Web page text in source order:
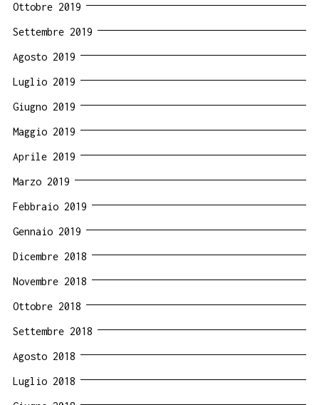
Ottobre 2019
Settembre 2019
Agosto 2019
Luglio 2019
Giugno 2019
Maggio 2019
Aprile 2019
Marzo 2019
Febbraio 2019
Gennaio 2019
Dicembre 2018
Novembre 2018
Ottobre 2018
Settembre 2018
Agosto 2018
Luglio 2018